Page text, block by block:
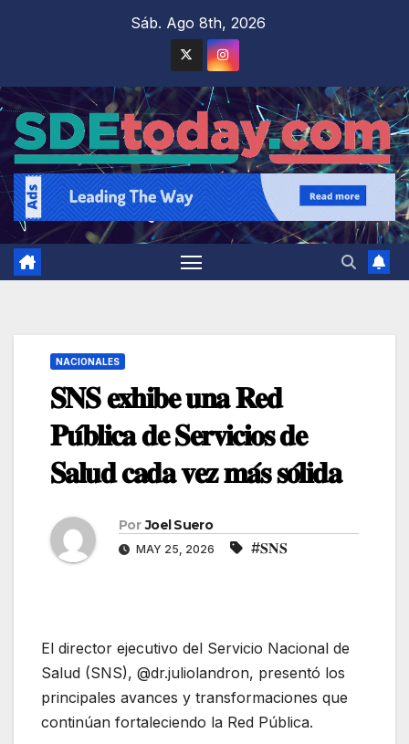
Sáb. Ago 8th, 2026
NACIONALES
𝐒𝐍𝐒 𝐞𝐱𝐡𝐢𝐛𝐞 𝐮𝐧𝐚 𝐑𝐞𝐝
𝐏𝐮́𝐛𝐥𝐢𝐜𝐚 𝐝𝐞 𝐒𝐞𝐫𝐯𝐢𝐜𝐢𝐨𝐬 𝐝𝐞
𝐒𝐚𝐥𝐮𝐝 𝐜𝐚𝐝𝐚 𝐯𝐞𝐳 𝐦𝐚́𝐬 𝐬𝐨́𝐥𝐢𝐝𝐚
Por Joel Suero
MAY 25, 2026 #𝐒𝐍𝐒
El director ejecutivo del Servicio Nacional de
Salud (SNS), @dr.juliolandron, presentó los
principales avances y transformaciones que
continúan fortaleciendo la Red Pública.